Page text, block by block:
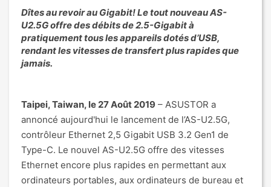
Dîtes au revoir au Gigabit! Le tout nouveau AS-
U2.5G offre des débits de 2.5-Gigabit à
pratiquement tous les appareils dotés d’USB,
rendant les vitesses de transfert plus rapides que
jamais.
Taipei, Taiwan, le 27 Août 2019 – ASUSTOR a
annoncé aujourd'hui le lancement de l’AS-U2.5G,
contrôleur Ethernet 2,5 Gigabit USB 3.2 Gen1 de
Type-C. Le nouvel AS-U2.5G offre des vitesses
Ethernet encore plus rapides en permettant aux
ordinateurs portables, aux ordinateurs de bureau et